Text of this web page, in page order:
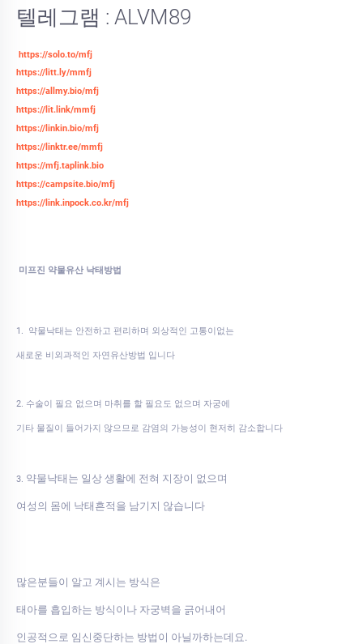
텔레그램 : ALVM89
https://solo.to/mfj
https://litt.ly/mmfj
https://allmy.bio/mfj
https://lit.link/mmfj
https://linkin.bio/mfj
https://linktr.ee/mmfj
https://mfj.taplink.bio
https://campsite.bio/mfj
https://link.inpock.co.kr/mfj
미프진 약물유산 낙태방법
1. 약물낙태는 안전하고 편리하며 외상적인 고통이없는
새로운 비외과적인 자연유산방법 입니다
2. 수술이 필요 없으며 마취를 할 필요도 없으며 자궁에
기타 물질이 들어가지 않으므로 감염의 가능성이 현저히 감소합니다
3. 약물낙태는 일상 생활에 전혀 지장이 없으며
여성의 몸에 낙태흔적을 남기지 않습니다
많은분들이 알고 계시는 방식은
태아를 흡입하는 방식이나 자궁벽을 긁어내어
인공적으로 임신중단하는 방법이 아닐까하는데요.